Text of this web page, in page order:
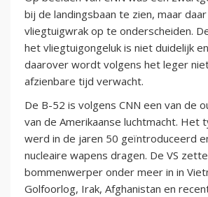
bij de landingsbaan te zien, maar
vliegtuigwrak op te onderscheiden.
het vliegtuigongeluk is niet duidelijk
daarover wordt volgens het leger
afzienbare tijd verwacht.
De B-52 is volgens CNN een van de
van de Amerikaanse luchtmacht. Het
werd in de jaren 50 geïntroduceerd
nucleaire wapens dragen. De VS
bommenwerper onder meer in in
Golfoorlog, Irak, Afghanistan en